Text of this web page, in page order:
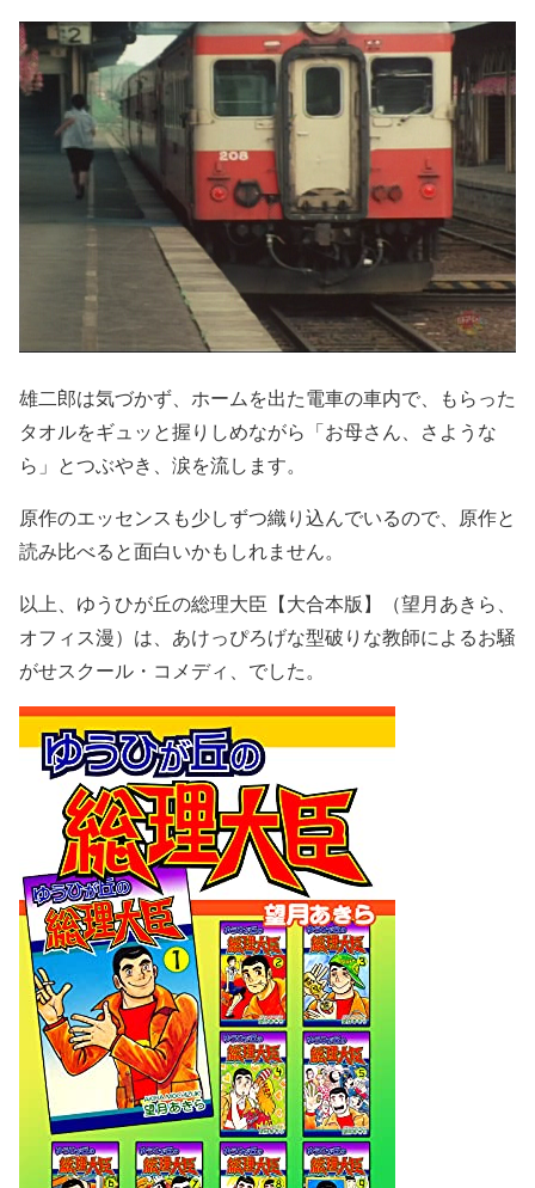
雄二郎は気づかず、ホームを出た電車の車内で、もらった
タオルをギュッと握りしめながら「お母さん、さような
ら」とつぶやき、涙を流します。
原作のエッセンスも少しずつ織り込んでいるので、原作と
読み比べると面白いかもしれません。
以上、ゆうひが丘の総理大臣【大合本版】（望月あきら、
オフィス漫）は、あけっぴろげな型破りな教師によるお騒
がせスクール・コメディ、でした。